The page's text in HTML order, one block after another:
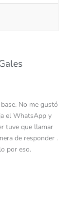
No me gustó
el WhatsApp y
tuve que llamar
de responder .
por eso.